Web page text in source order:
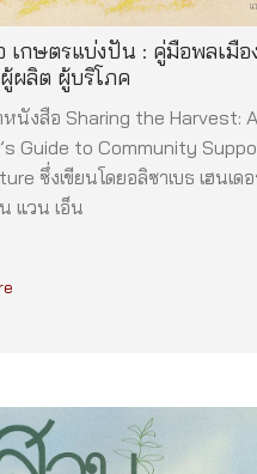
เกษตรแบ่งปัน : คู่มือพลเมือ
ผลิต ผู้บริโภค
หนังสือ Sharing the Harvest: A
Guide to Community
ซึ่งเขียนโดยอลิซาเบธ เฮนเด
แวน เอ็น